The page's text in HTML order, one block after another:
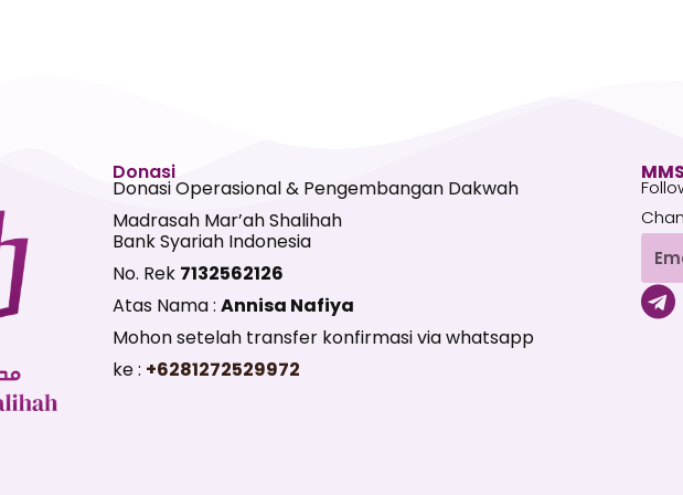
Donasi
Donasi Operasional & Pengembangan Dakwah
Madrasah Mar’ah Shalihah
Bank Syariah Indonesia
No. Rek 7132562126
Atas Nama :Annisa Nafiya
Mohon setelah transfer konfirmasi via whatsapp
ke : +6281272529972
Email
T
e